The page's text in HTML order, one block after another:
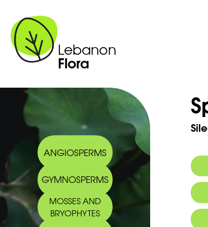
Lebanon
Flora
ANGIOSPERMS
GYMNOSPERMS
MOSSES AND
BRYOPHYTES